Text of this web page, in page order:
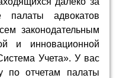
палаты адвокатов
законодательным
и инновационной
Учета». У вас
по отчетам палаты